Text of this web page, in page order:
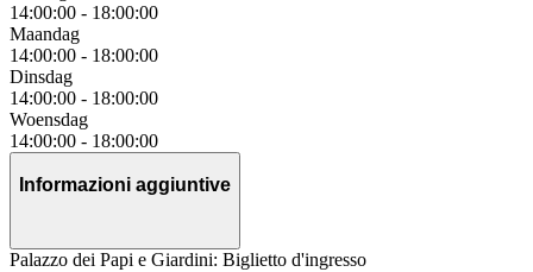
14:00:00 - 18:00:00
Maandag
14:00:00 - 18:00:00
Dinsdag
14:00:00 - 18:00:00
Woensdag
14:00:00 - 18:00:00
Informazioni aggiuntive
Palazzo dei Papi e Giardini: Biglietto d'ingresso